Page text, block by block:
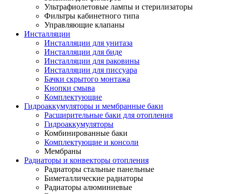
Ультрафиолетовые лампы и стерилизаторы
Фильтры кабинетного типа
Управляющие клапаны
Инсталляции
Инсталляции для унитаза
Инсталляции для биде
Инсталляции для раковины
Инсталляции для писсуара
Бачки скрытого монтажа
Кнопки смыва
Комплектующие
Гидроаккумуляторы и мембранные баки
Расширительные баки для отопления
Гидроаккумуляторы
Комбинированные баки
Комплектующие и консоли
Мембраны
Радиаторы и конвекторы отопления
Радиаторы стальные панельные
Биметаллические радиаторы
Радиаторы алюминиевые